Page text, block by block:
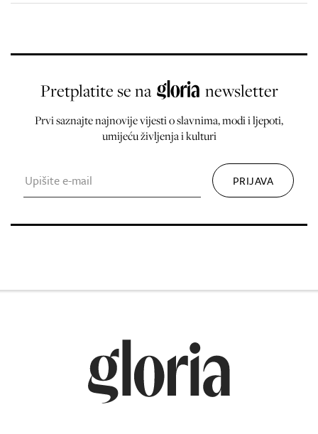
Pretplatite se na newsletter
Prvi saznajte najnovije vijesti o slavnima, modi i ljepoti,
umijeću življenja i kulturi